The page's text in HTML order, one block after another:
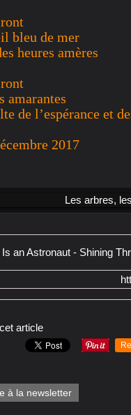
bleu de mer
heures amères
amarantes
de l’espérance et
2017
article
à la newsletter